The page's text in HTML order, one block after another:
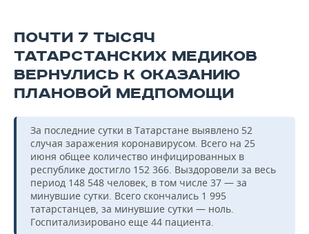
ТЕЛЕКОММУНИКАЦИИ
БИЗНЕС-БРАНЧИ
ONLINE-КОНФЕРЕНЦИИ
ОТКРЫТАЯ ЛЕКЦИЯ
ФУТБОЛ
ХОККЕЙ
БАСКЕТБОЛ
ВОЛЕЙБОЛ
КИБЕРСПОРТ
ФИГУРНОЕ КАТАНИЕ
ВОДНЫЕ ВИДЫ СПОРТА
НОВОСТИ ОБЩЕСТВА
ВЛАСТЬ
ИНФРАСТРУКТУРА
ИСТОРИЯ
КУЛЬТУРА
МЕДИЦИНА
ОБРАЗОВАНИЕ
ФОТОГАЛЕРЕЯ
СЮЖЕТЫ
СПРАВОЧНИК
СПИСОК ПЕРСОН
СПИСОК КОМПАНИЙ
ПОЛНАЯ ВЕРСИЯ
ПОЧТИ 7 ТЫСЯЧ
ТАТАРСТАНСКИХ МЕДИКОВ
ВЕРНУЛИСЬ К ОКАЗАНИЮ
ПЛАНОВОЙ МЕДПОМОЩИ
За последние сутки в Татарстане выявлено 52
случая заражения коронавирусом. Всего на 25
июня общее количество инфицированных в
республике достигло 152 366. Выздоровели за весь
период 148 548 человек, в том числе 37 — за
минувшие сутки. Всего скончались 1 995
татарстанцев, за минувшие сутки — ноль.
Госпитализировано еще 44 пациента.